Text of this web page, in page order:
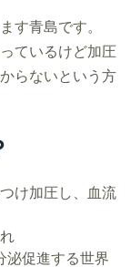
す青島です。
ているけど加圧
らないという方
け加圧し、血流
泌促進する世界